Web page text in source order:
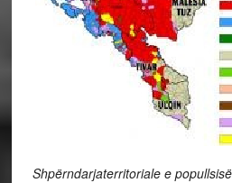
Shpërndarjaterritoriale e